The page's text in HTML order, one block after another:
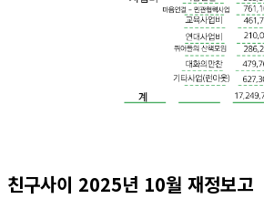
친구사이 2025년 10월 재정보고